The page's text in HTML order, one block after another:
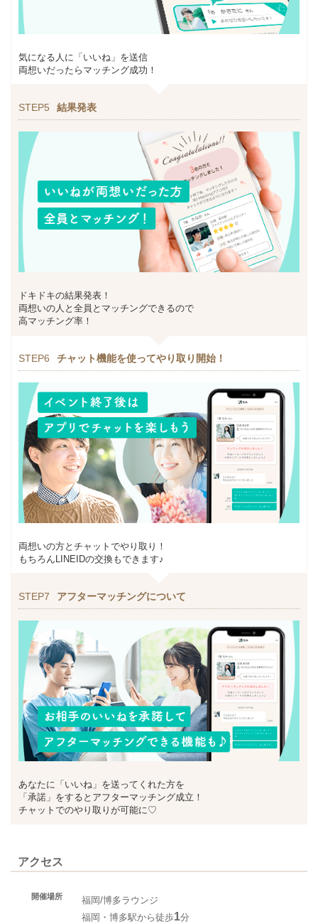
気になる人に「いいね」を送信
両想いだったらマッチング成功！
STEP5 結果発表
ドキドキの結果発表！
両想いの人と全員とマッチングできるので
高マッチング率！
STEP6 チャット機能を使ってやり取り開始！
両想いの方とチャットでやり取り！
もちろんLINEIDの交換もできます♪
STEP7 アフターマッチングについて
あなたに「いいね」を送ってくれた方を
「承諾」をするとアフターマッチング成立！
チャットでのやり取りが可能に♡
アクセス
開催場所
福岡/博多ラウンジ
福岡・博多駅から徒歩1分